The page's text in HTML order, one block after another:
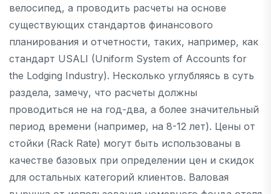
велосипед, а проводить расчеты на основе
существующих стандартов финансового
планирования и отчетности, таких, например, как
стандарт USALI (Uniform System of Accounts for
the Lodging Industry). Несколько углубляясь в суть
раздела, замечу, что расчеты должны
проводиться не на год-два, а более значительный
период времени (например, на 8-12 лет). Цены от
стойки (Rack Rate) могут быть использованы в
качестве базовых при определении цен и скидок
для остальных категорий клиентов. Валовая